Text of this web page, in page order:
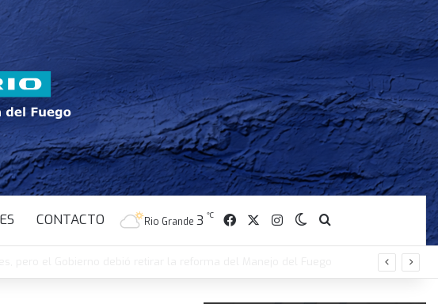
CONTACTO Rio Grande 3 ℃ FacebookInstagramSwitch skin
Buscar